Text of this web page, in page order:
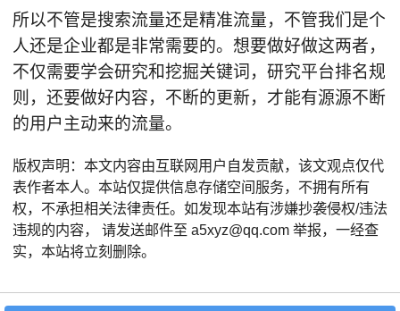
所以不管是搜索流量还是精准流量，不管我们是个
人还是企业都是非常需要的。想要做好做这两者，
不仅需要学会研究和挖掘关键词，研究平台排名规
则，还要做好内容，不断的更新，才能有源源不断
的用户主动来的流量。
版权声明：本文内容由互联网用户自发贡献，该文观点仅代
表作者本人。本站仅提供信息存储空间服务，不拥有所有
权，不承担相关法律责任。如发现本站有涉嫌抄袭侵权/违法
违规的内容， 请发送邮件至 a5xyz@qq.com 举报，一经查
实，本站将立刻删除。